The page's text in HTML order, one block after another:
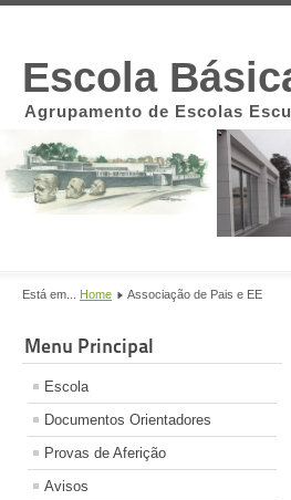
Escola
Agrupamento de Escolas
Está em... Home Associação de Pais e EE
Menu Principal
Escola
Documentos Orientadores
Provas de Aferição
Avisos